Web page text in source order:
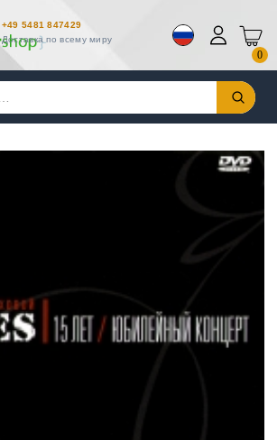
+49 5481 847429
Доставка по всему миру
0